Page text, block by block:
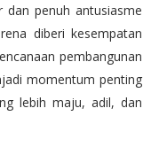
dan penuh antusiasme
diberi kesempatan
pembangunan
momentum penting
lebih maju, adil, dan